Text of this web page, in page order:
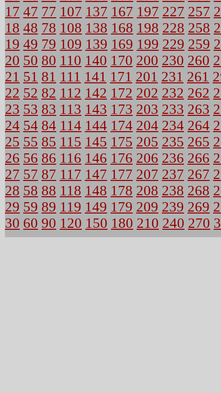
17 47 77 107 137 167 197 227 257
18 48 78 108 138 168 198 228 258
19 49 79 109 139 169 199 229 259
20 50 80 110 140 170 200 230 260
21 51 81 111 141 171 201 231 261
22 52 82 112 142 172 202 232 262
23 53 83 113 143 173 203 233 263
24 54 84 114 144 174 204 234 264
25 55 85 115 145 175 205 235 265
26 56 86 116 146 176 206 236 266
27 57 87 117 147 177 207 237 267
28 58 88 118 148 178 208 238 268
29 59 89 119 149 179 209 239 269
30 60 90 120 150 180 210 240 270